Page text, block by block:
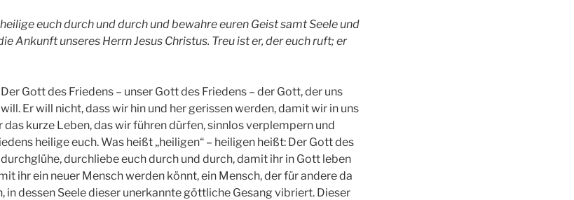
euch durch und durch und bewahre euren Geist samt Seele und
Ankunft unseres Herrn Jesus Christus. Treu ist er, der euch ruft; er
Gott des Friedens – unser Gott des Friedens – der Gott, der uns
Er will nicht, dass wir hin und her gerissen werden, damit wir in uns
das kurze Leben, das wir führen dürfen, sinnlos verplempern und
heilige euch. Was heißt „heiligen“ – heiligen heißt: Der Gott des
durchliebe euch durch und durch, damit ihr in Gott leben
ihr ein neuer Mensch werden könnt, ein Mensch, der für andere da
in dessen Seele dieser unerkannte göttliche Gesang vibriert. Dieser